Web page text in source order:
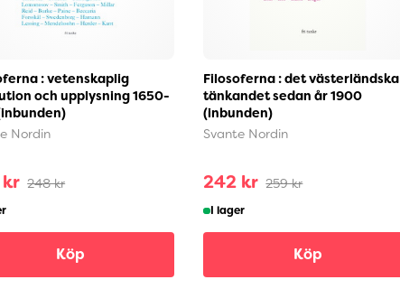
: vetenskaplig
och upplysning 1650-
Nordin
248 kr
Köp
Filosoferna : det västerländska
tänkandet sedan år 1900
(inbunden)
Svante Nordin
242 kr 259 kr
I lager
Köp